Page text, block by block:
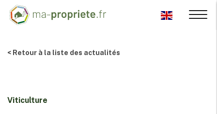
< Retour à la liste des actualités
Viticulture